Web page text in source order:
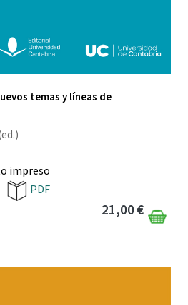
temas y líneas de
impreso
PDF
21,00 €